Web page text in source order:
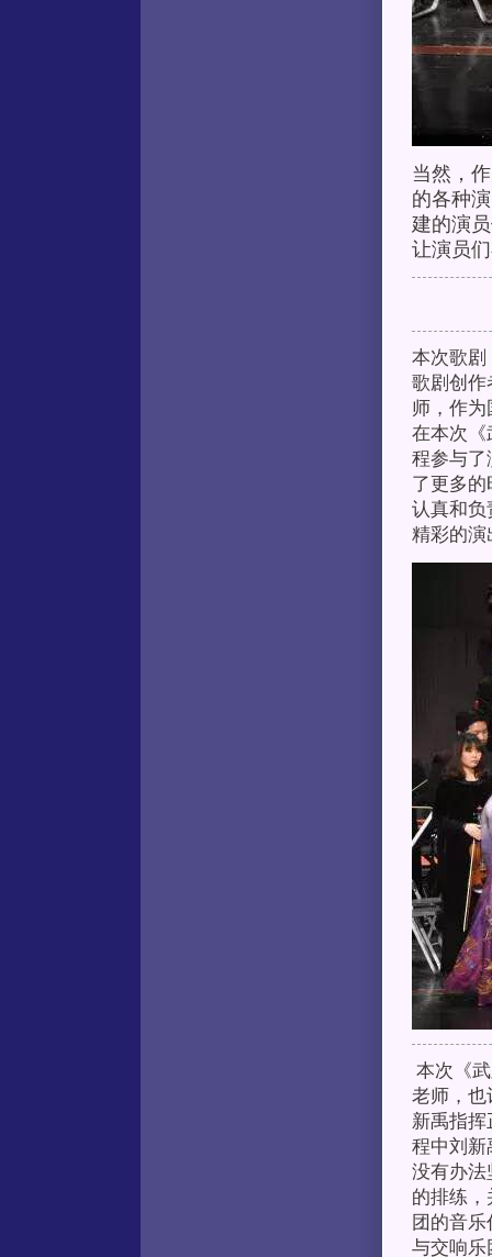
当然，
的各种
建的演
让演员
本次歌剧
歌剧创作
师，作为
在本次《
程参与了
了更多
认真和负
精彩的演
本次《
老师，也
新禹指
程中刘
没有办法
的排练
团的音
与交响乐